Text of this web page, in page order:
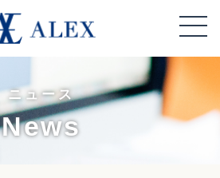
ニュース
News